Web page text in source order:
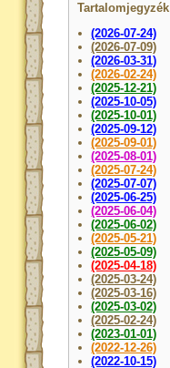
Tartalomjegyzék
(2026-07-24)
(2026-07-09)
(2026-03-31)
(2026-02-24)
(2025-12-21)
(2025-10-05)
(2025-10-01)
(2025-09-12)
(2025-09-01)
(2025-08-01)
(2025-07-24)
(2025-07-07)
(2025-06-25)
(2025-06-04)
(2025-06-02)
(2025-05-21)
(2025-05-09)
(2025-04-18)
(2025-03-24)
(2025-03-16)
(2025-03-02)
(2025-02-24)
(2023-01-01)
(2022-12-26)
(2022-10-15)